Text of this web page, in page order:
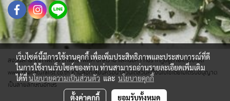
สงวนสิทธิ์ทุกภาพถ่าย ภาพกราฟฟิค บทความ และเนื้อหา ที่ปรากฎอยู่ภายใต้เว็บไซต์
www.thenaturalist.co.th ห้ามลอกเลียนหรือนำส่วนใดส่วนหนึ่งนี้ไปใช้โดยไม่ได้รับอนุญาต
เป็นลายลักษณ์อักษร
เว็บไซต์นี้มีการใช้งานคุกกี้ เพื่อเพิ่มประสิทธิภาพและประสบการณ์ที่ดี
ในการใช้งานเว็บไซต์ของท่าน ท่านสามารถอ่านรายละเอียดเพิ่มเติม
ได้ที่นโยบายความเป็นส่วนตัว และ นโยบายคุกกี้
ตั้งค่าคุกกี้ ยอมรับทั้งหมด